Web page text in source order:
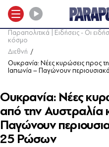
Παραπολιτικά | Ειδήσεις - Οι
κόσμο
Διεθνή
Ουκρανία: Νέες κυρώσεις προς
Ιαπωνία – Παγώνουν
Ουκρανία: Νέες
από την Αυστραλία
Παγώνουν
25 Ρώσων